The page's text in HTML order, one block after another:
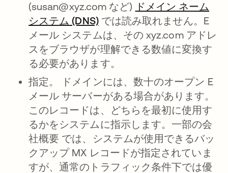
(susan@xyz.com など)
ドメイン ネーム
システム (DNS)では読み取れません。E
メール システムは、その xyz.com アドレ
スをブラウザが理解できる数値に変換す
る必要があります。
指定。
ドメインには、数十のオープン E
メール サーバーがある場合があります。
このレコードは、どちらを最初に使用す
るかをシステムに指示します。一部の会
社概要 では、システムが使用できるバッ
クアップ MX レコードが指定されていま
すが、通常のトラフィック条件下では優